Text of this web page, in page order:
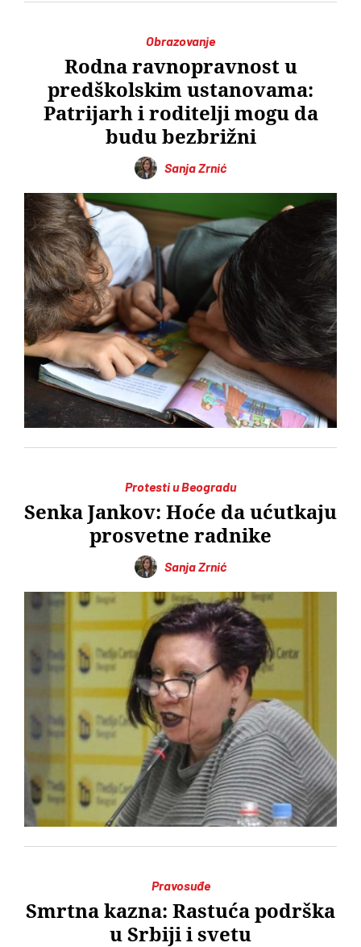
Obrazovanje
Rodna ravnopravnost u
predškolskim ustanovama:
Patrijarh i roditelji mogu da
budu bezbrižni
Sanja Zrnić
Protesti u Beogradu
Senka Jankov: Hoće da ućutkaju
prosvetne radnike
Sanja Zrnić
Pravosuđe
Smrtna kazna: Rastuća podrška
u Srbiji i svetu